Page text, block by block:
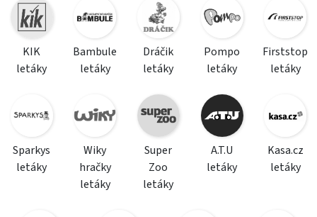
KIK
letáky
Bambule
letáky
Dráčik
letáky
Pompo
letáky
Firststop
letáky
Sparkys
letáky
Wiky
hračky
letáky
Super
Zoo
letáky
A.T.U
letáky
Kasa.cz
letáky